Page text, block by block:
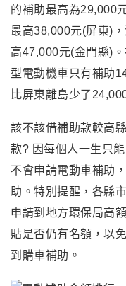
的補助最高為29,000
最高38,000元(屏東)
高47,000元(金門縣)
型電動機車只有補助
比屏東離島少了
該不該借補助款較高
款? 因每個人一生只
不會申請電動車補助
助。 特別提醒 ，各縣
申請到地方環保局高
貼是否仍有名額 ，以
到購車補助 。